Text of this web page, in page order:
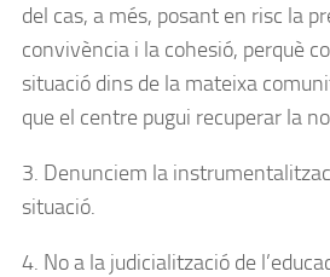
del cas, a més, posant en risc la
convivència i la cohesió, perquè
situació dins de la mateixa
que el centre pugui recuperar la
3. Denunciem la
situació.
4. No a la judicialització de